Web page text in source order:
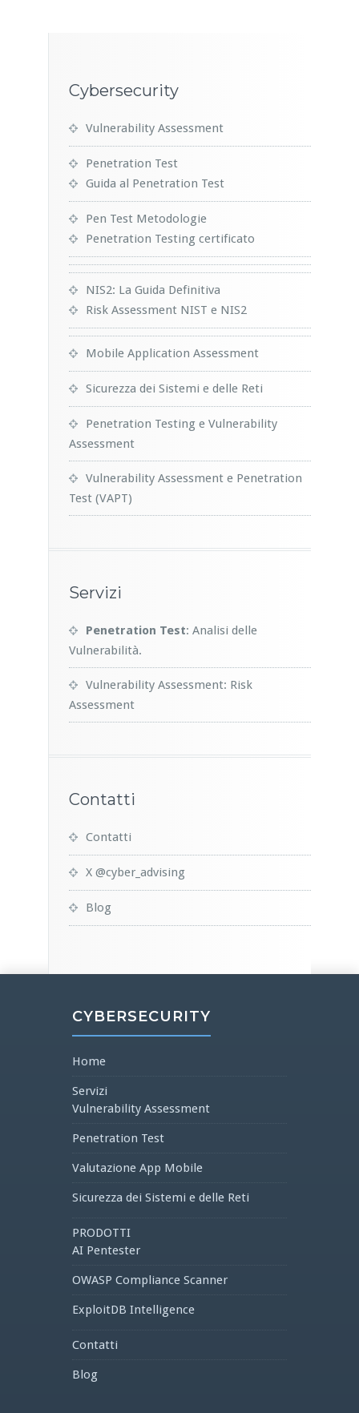
Cybersecurity
Vulnerability Assessment
Penetration Test
Guida al Penetration Test
Pen Test Metodologie
Penetration Testing certificato
NIS2: La Guida Definitiva
Risk Assessment NIST e NIS2
Mobile Application Assessment
Sicurezza dei Sistemi e delle Reti
Penetration Testing e Vulnerability
Assessment
Vulnerability Assessment e Penetration
Test (VAPT)
Servizi
Penetration Test: Analisi delle
Vulnerabilità.
Vulnerability Assessment: Risk
Assessment
Contatti
Contatti
X @cyber_advising
Blog
CYBERSECURITY
Home
Servizi
Vulnerability Assessment
Penetration Test
Valutazione App Mobile
Sicurezza dei Sistemi e delle Reti
PRODOTTI
AI Pentester
OWASP Compliance Scanner
ExploitDB Intelligence
Contatti
Blog